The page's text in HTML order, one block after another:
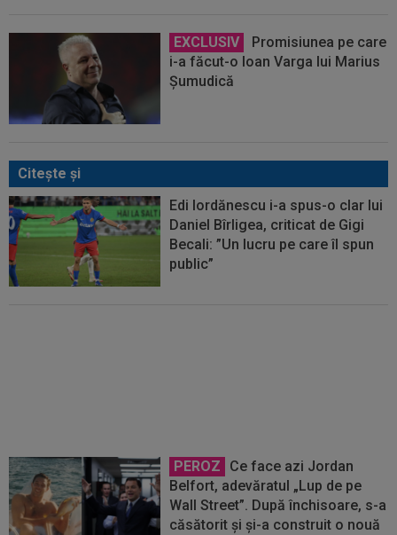
EXCLUSIV
Promisiunea pe care
i-a făcut-o Ioan Varga lui Marius
Șumudică
Citeşte şi
Edi Iordănescu i-a spus-o clar lui
Daniel Bîrligea, criticat de Gigi
Becali: ”Un lucru pe care îl spun
public”
PEROZ
Ce face azi Jordan
Belfort, adevăratul „Lup de pe
Wall Street”. După închisoare, s-a
căsătorit și și-a construit o nouă